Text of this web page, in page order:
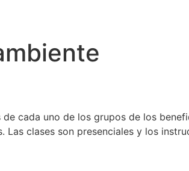
cada uno de los grupos de los
clases son presenciales y los